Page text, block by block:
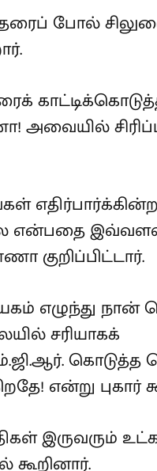
போல்
அவையில்
என்பதை
குறிப்பிட்டார்.
எழுந்து
சரியாகக்
என்று புகார்